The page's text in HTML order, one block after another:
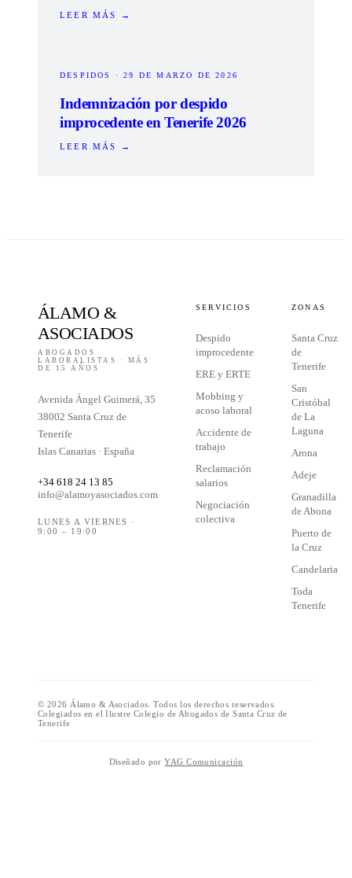
LEER MÁS →
DESPIDOS ·29 DE MARZO DE 2026
Indemnización por despido
improcedente en Tenerife 2026
LEER MÁS →
ÁLAMO &
ASOCIADOS
ABOGADOS
LABORALISTAS · MÁS
DE 15 AÑOS
Avenida Ángel Guimerá, 35
38002 Santa Cruz de
Tenerife
Islas Canarias · España
+34 618 24 13 85
info@alamoyasociados.com
LUNES A VIERNES ·
9:00 – 19:00
SERVICIOS
Despido
improcedente
ERE y ERTE
Mobbing y
acoso laboral
Accidente de
trabajo
Reclamación
salarios
Negociación
colectiva
ZONAS
Santa Cruz
de
Tenerife
San
Cristóbal
de La
Laguna
Arona
Adeje
Granadilla
de Abona
Puerto de
la Cruz
Candelaria
Toda
Tenerife
© 2026 Álamo & Asociados. Todos los derechos reservados.
Colegiados en el Ilustre Colegio de Abogados de Santa Cruz de
Tenerife
Diseñado por YAG Comunicación